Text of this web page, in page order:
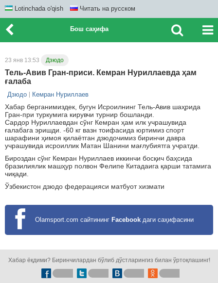
Lotinchada o'qish Читать на русском
Бош саҳифа
23 янв 13:53 Дзюдо
Тель-Авив Гран-приси. Кемран Нуриллаевда ҳам
ғалаба
Дзюдо Кемран Нуриллаев
Хабар берганимиздек, бугун Исроилнинг Тель-Авив шаҳрида
Гран-при туркумига кирувчи турнир бошланди.
Сардор Нуриллаевдан сўнг Кемран ҳам илк учрашувида
ғалабага эришди. -60 кг вазн тоифасида юртимиз спорт
шарафини ҳимоя қилаётган дзюдочимиз биринчи давра
учрашувида исроиллик Матан Шанини мағлубиятга учратди.
Бироздан сўнг Кемран Нуриллаев иккинчи босқич баҳсида
бразилиялик машҳур полвон Фелипе Китадаига қарши татамига
чиқади.
Ўзбекистон дзюдо федерацияси матбуот хизмати
Olamsport.com сайтининг Facebook даги саҳифасини
Хабар ёқдими? Биринчилардан бўлиб дўстларингиз билан ўртоқлашинг!